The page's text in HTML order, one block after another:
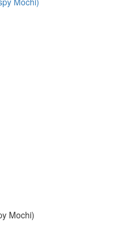
脆皮麻糬鬆餅粉-Waffle Premix (Crispy Mochi)